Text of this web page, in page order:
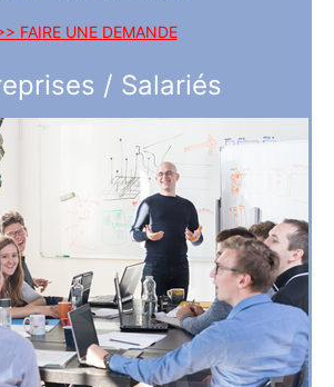
FAIRE UNE DEMANDE
/ Salariés